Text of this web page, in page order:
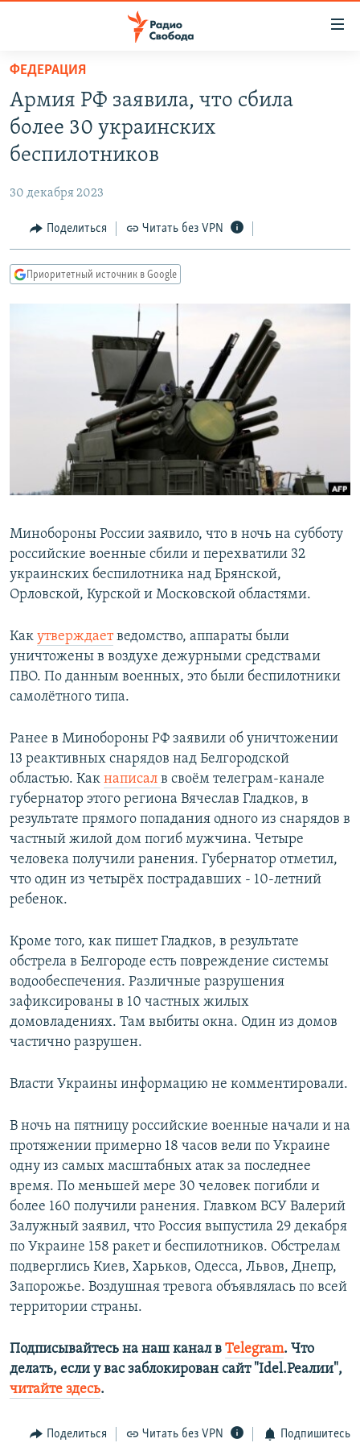
упрощенного
доступа
Вернуться
основному
Вернутся
Вернутся
ПОДКАСТЫ
АВТОРСКИЕ ПРОЕКТЫ
МНЕНИЯ
КУЛЬТУРА
КАВКАЗ.РЕАЛИИ
СИБИРЬ.РЕАЛИИ
РАСПИСАНИЕ ВЕЩАНИЯ
ПОДПИШИТЕСЬ НА РАССЫЛКУ
СОЦИАЛЬНЫЕ СЕТИ
Все сайты РСЕ/РС
ФЕДЕРАЦИЯ
Армия РФ заявила, что сбила
более 30 украинских
беспилотников
30 декабря 2023
Поделиться Читать без VPN
Приоритетный источник в Google
Минобороны России заявило, что в ночь на субботу
российские военные сбили и перехватили 32
украинских беспилотника над Брянской,
Орловской, Курской и Московской областями.
Как утверждаетведомство, аппараты были
уничтожены в воздухе дежурными средствами
ПВО. По данным военных, это были беспилотники
самолётного типа.
Ранее в Минобороны РФ заявили об уничтожении
13 реактивных снарядов над Белгородской
областью. Как написал в своём телеграм-канале
губернатор этого региона Вячеслав Гладков, в
результате прямого попадания одного из снарядов в
частный жилой дом погиб мужчина. Четыре
человека получили ранения. Губернатор отметил,
что один из четырёх пострадавших - 10-летний
ребенок.
Кроме того, как пишет Гладков, в результате
обстрела в Белгороде есть повреждение системы
водообеспечения. Различные разрушения
зафиксированы в 10 частных жилых
домовладениях. Там выбиты окна. Один из домов
частично разрушен.
Власти Украины информацию не комментировали.
В ночь на пятницу российские военные начали и на
протяжении примерно 18 часов вели по Украине
одну из самых масштабных атак за последнее
время. По меньшей мере 30 человек погибли и
более 160 получили ранения. Главком ВСУ Валерий
Залужный заявил, что Россия выпустила 29 декабря
по Украине 158 ракет и беспилотников. Обстрелам
подверглись Киев, Харьков, Одесса, Львов, Днепр,
Запорожье. Воздушная тревога объявлялась по всей
территории страны.
Подписывайтесь на наш канал в Telegram. Что
делать, если у вас заблокирован сайт "Idel.Реалии",
читайте здесь.
Поделиться Читать без VPN Подпишитесь